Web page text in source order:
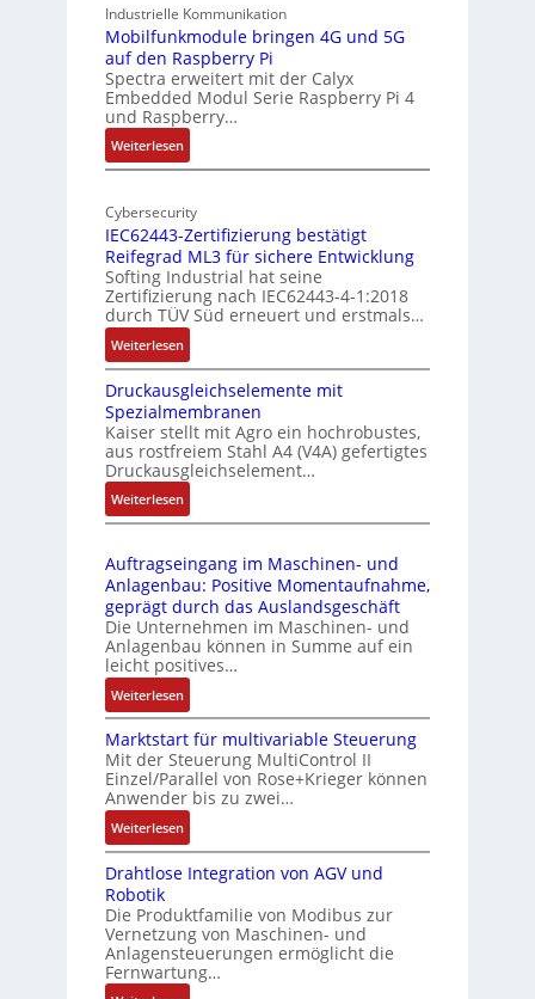
I
a
n
d
g
e
9
-
Z
o
l
l
-
I
d
u
t
r
i
e
-
P
C
l
ä
s
s
s
i
c
h
f
l
e
x
i
b
e
l
f
ü
r
i
e
A
n
Industrielle Kommunikation
Mobilfunkmodule bringen 4G und 5G
auf den Raspberry Pi
Spectra erweitert mit der Calyx
Embedded Modul Serie Raspberry Pi 4
und Raspberry…
Weiterlesen:
M
b
i
f
u
n
k
m
o
d
u
l
e
b
r
i
n
e
n
4
G
u
n
d
5
G
a
u
f
e
n
R
a
Cybersecurity
IEC62443-Zertifizierung bestätigt
Reifegrad ML3 für sichere Entwicklung
Softing Industrial hat seine
Zertifizierung nach IEC62443-4-1:2018
durch TÜV Süd erneuert und erstmals…
Weiterlesen:
I
E
C
6
2
4
4
3
Z
e
r
t
i
e
r
n
g
e
s
t
ä
Druckausgleichselemente mit
Spezialmembranen
Kaiser stellt mit Agro ein hochrobustes,
aus rostfreiem Stahl A4 (V4A) gefertigtes
Druckausgleichselement…
Weiterlesen:
D
u
c
k
a
u
s
g
l
e
i
c
h
s
e
m
e
n
Auftragseingang im Maschinen- und
Anlagenbau: Positive Momentaufnahme,
geprägt durch das Auslandsgeschäft
Die Unternehmen im Maschinen- und
Anlagenbau können in Summe auf ein
leicht positives…
Weiterlesen:
A
u
f
t
r
a
g
s
i
n
g
a
Marktstart für multivariable Steuerung
Mit der Steuerung MultiControl II
Einzel/Parallel von Rose+Krieger können
Anwender bis zu zwei…
Weiterlesen:
M
a
k
t
s
t
Drahtlose Integration von AGV und
Robotik
Die Produktfamilie von Modibus zur
Vernetzung von Maschinen- und
Anlagensteuerungen ermöglicht die
Fernwartung…